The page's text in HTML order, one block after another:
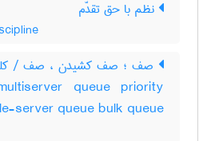
نظم با حق تقدّم
queue priority
server queue bulk queue